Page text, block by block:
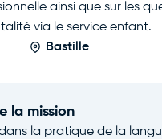
ainsi que sur les
via le service enfant.
Bastille
la mission
la pratique de la